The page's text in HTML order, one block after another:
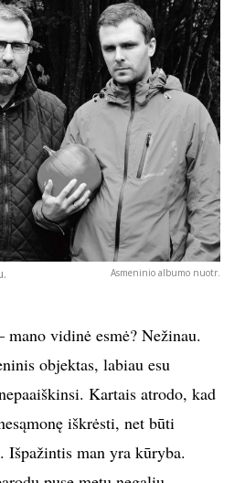
– mažiausiai skausminga. O
yra kolegų, kurie
kelerius metus visiems sakau:
Ir noriu, ir bandau, bet
Gal bus, o gal ir ne.
Asmeninio albumo nuotr.